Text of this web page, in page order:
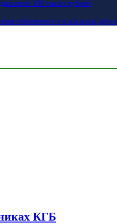
100 тысяч рублей
обвиненного в насилии друга
КГБ